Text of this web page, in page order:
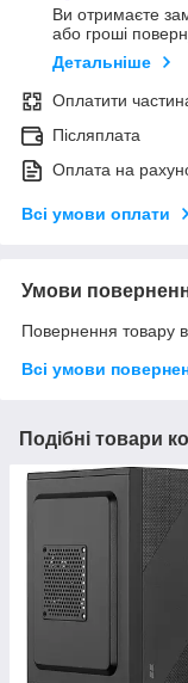
Ви отримаєте
або гроші
Детальніше
Оплатити
Післяплата
Оплата на
Всі умови оплати
Умови
Повернення товару
Всі умови
Подібні товари